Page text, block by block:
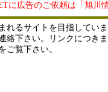
に広告のご依頼は「旭川
れるサイトを目指してい
絡下さい。リンクにつき
ご覧下さい。